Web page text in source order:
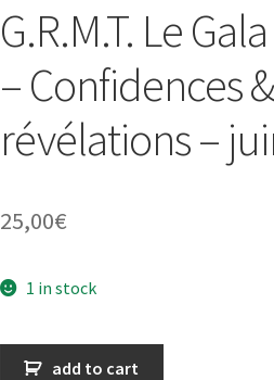
G.R.M.T. Le
– Confidences &
révélations –
25,00€
1 in stock
G.R.M.T.
add to cart